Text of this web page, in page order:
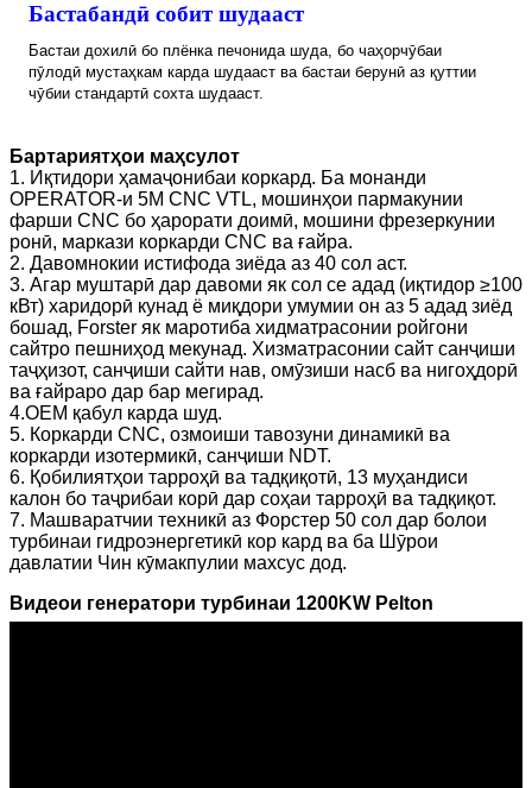
Бастабандӣ собит шудааст
Бастаи дохилӣ бо плёнка печонида шуда, бо чаҳорчӯбаи
пӯлодӣ мустаҳкам карда шудааст ва бастаи берунӣ аз қуттии
чӯбии стандартӣ сохта шудааст.
Бартариятҳои маҳсулот
1. Иқтидори ҳамаҷонибаи коркард. Ба монанди
OPERATOR-и 5M CNC VTL, мошинҳои пармакунии
фарши CNC бо ҳарорати доимӣ, мошини фрезеркунии
ронӣ, маркази коркарди CNC ва ғайра.
2. Давомнокии истифода зиёда аз 40 сол аст.
3. Агар муштарӣ дар давоми як сол се адад (иқтидор ≥100
кВт) харидорӣ кунад ё миқдори умумии он аз 5 адад зиёд
бошад, Forster як маротиба хидматрасонии ройгони
сайтро пешниҳод мекунад. Хизматрасонии сайт санҷиши
таҷҳизот, санҷиши сайти нав, омӯзиши насб ва нигоҳдорӣ
ва ғайраро дар бар мегирад.
4.OEM қабул карда шуд.
5. Коркарди CNC, озмоиши тавозуни динамикӣ ва
коркарди изотермикӣ, санҷиши NDT.
6. Қобилиятҳои тарроҳӣ ва тадқиқотӣ, 13 муҳандиси
калон бо таҷрибаи корӣ дар соҳаи тарроҳӣ ва тадқиқот.
7. Машваратчии техникӣ аз Форстер 50 сол дар болои
турбинаи гидроэнергетикӣ кор кард ва ба Шӯрои
давлатии Чин кӯмакпулии махсус дод.
Видеои генератори турбинаи 1200KW Pelton